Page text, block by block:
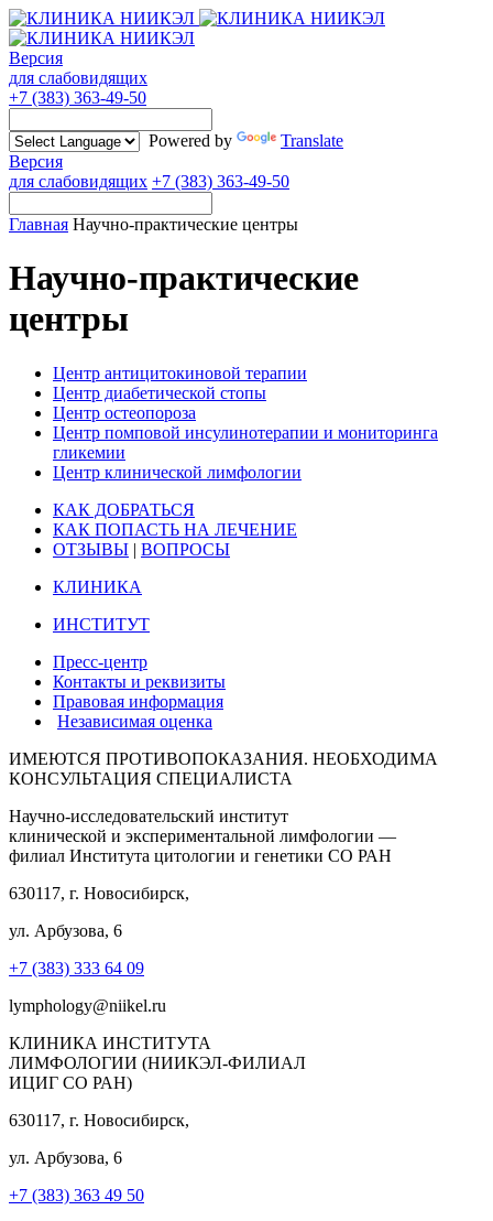
Версия
для слабовидящих
+7 (383) 363-49-50
Powered by
Translate
Версия
для слабовидящих +7 (383) 363-49-50
Главная Научно-практические центры
Научно-практические
центры
Центр антицитокиновой терапии
Центр диабетической стопы
Центр остеопороза
Центр помповой инсулинотерапии и мониторинга
гликемии
Центр клинической лимфологии
КАК ДОБРАТЬСЯ
КАК ПОПАСТЬ НА ЛЕЧЕНИЕ
ОТЗЫВЫ | ВОПРОСЫ
КЛИНИКА
ИНСТИТУТ
Пресс-центр
Контакты и реквизиты
Правовая информация
Независимая оценка
ИМЕЮТСЯ ПРОТИВОПОКАЗАНИЯ. НЕОБХОДИМА
КОНСУЛЬТАЦИЯ СПЕЦИАЛИСТА
Научно-исследовательский институт
клинической и экспериментальной лимфологии —
филиал Института цитологии и генетики СО РАН
630117, г. Новосибирск,
ул. Арбузова, 6
+7 (383) 333 64 09
lymphology@niikel.ru
КЛИНИКА ИНСТИТУТА
ЛИМФОЛОГИИ (НИИКЭЛ-ФИЛИАЛ
ИЦИГ СО РАН)
630117, г. Новосибирск,
ул. Арбузова, 6
+7 (383) 363 49 50